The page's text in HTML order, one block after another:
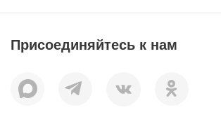
Пациентам
Присоединяйтесь к нам